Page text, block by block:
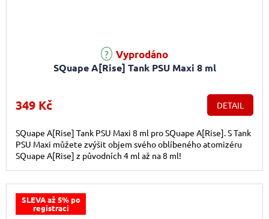
SQuape A[Rise] Tank PSU Maxi 8 ml
Vyprodáno
349 Kč DETAIL
SQuape A[Rise] Tank PSU Maxi 8 ml pro SQuape A[Rise]. S Tank
PSU Maxi můžete zvýšit objem svého oblíbeného atomizéru
SQuape A[Rise] z původních 4 ml až na 8 ml!
SLEVA až 5% po
registraci